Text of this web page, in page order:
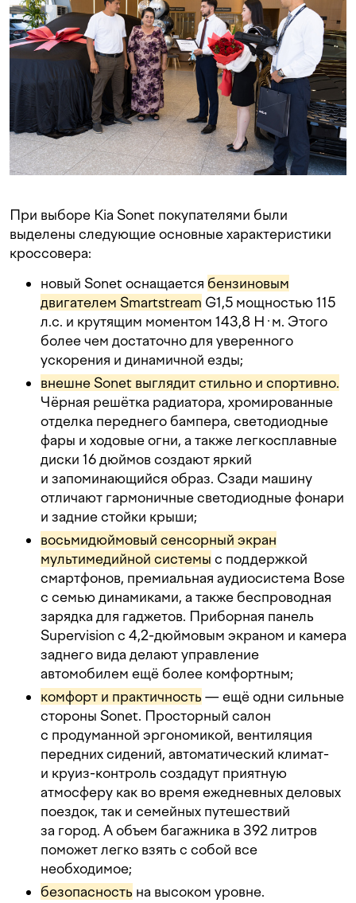
При выборе Kia Sonet покупателями были
выделены следующие основные характеристики
кроссовера:
новый Sonet оснащается бензиновым
двигателем Smartstream G1,5 мощностью 115
л.с. и крутящим моментом 143,8 Н·м. Этого
более чем достаточно для уверенного
ускорения и динамичной езды;
внешне Sonet выглядит стильно и спортивно.
Чёрная решётка радиатора, хромированные
отделка переднего бампера, светодиодные
фары и ходовые огни, а также легкосплавные
диски 16 дюймов создают яркий
и запоминающийся образ. Сзади машину
отличают гармоничные светодиодные фонари
и задние стойки крыши;
восьмидюймовый сенсорный экран
мультимедийной системы с поддержкой
смартфонов, премиальная аудиосистема Bose
с семью динамиками, а также беспроводная
зарядка для гаджетов. Приборная панель
Supervision с 4,2-дюймовым экраном и камера
заднего вида делают управление
автомобилем ещё более комфортным;
комфорт и практичность — ещё одни сильные
стороны Sonet. Просторный салон
с продуманной эргономикой, вентиляция
передних сидений, автоматический климат-
и круиз-контроль создадут приятную
атмосферу как во время ежедневных деловых
поездок, так и семейных путешествий
за город. А объем багажника в 392 литров
поможет легко взять с собой все
необходимое;
безопасность на высоком уровне.